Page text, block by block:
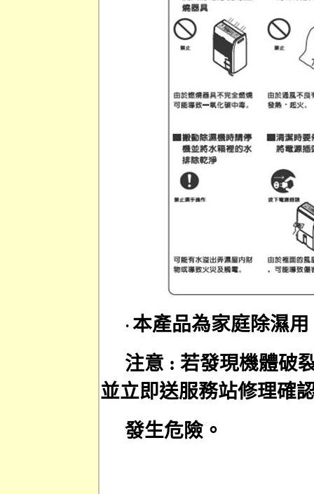
‧本產品為家庭除濕
注意 : 若發現機體破
並立即送服務站修理確
發生危險。